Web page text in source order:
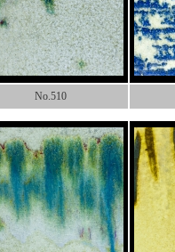
No.510